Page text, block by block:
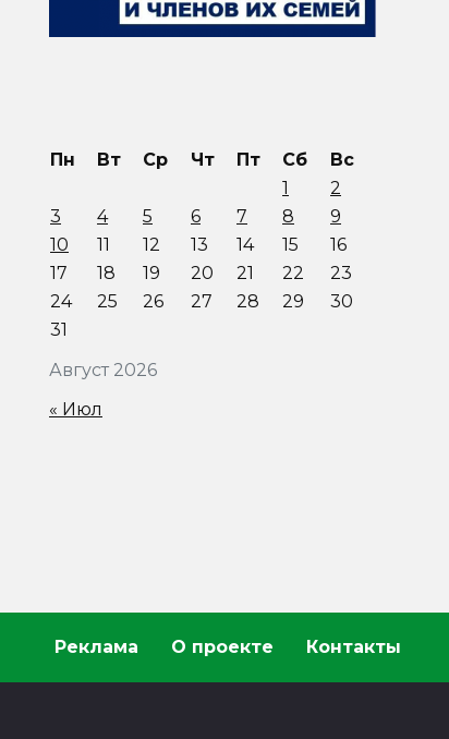
Август 2026
Пн Вт Ср Чт Пт Сб
Вс
1
2
3
4 5 6 7 8
9
10
11 12 13 14 15
16
17
18 19 20 21 22
23
24
25 26 27 28 29
30
31
« Июл
Реклама О проекте Контакты